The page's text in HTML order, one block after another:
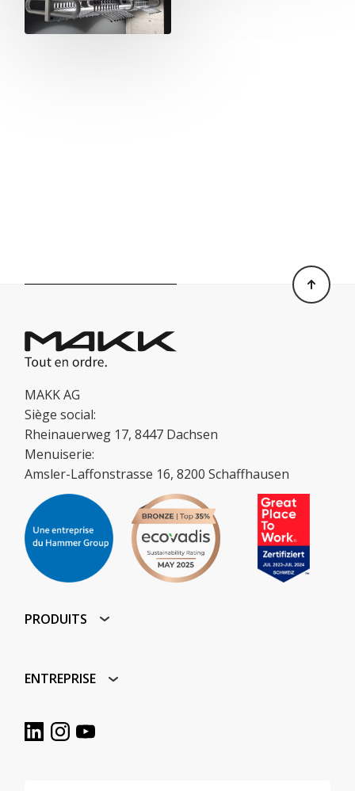
MAKK AG
Siège social:
Rheinauerweg 17, 8447 Dachsen
Menuiserie:
Amsler-Laffonstrasse 16, 8200 Schaffhausen
PRODUITS
ENTREPRISE